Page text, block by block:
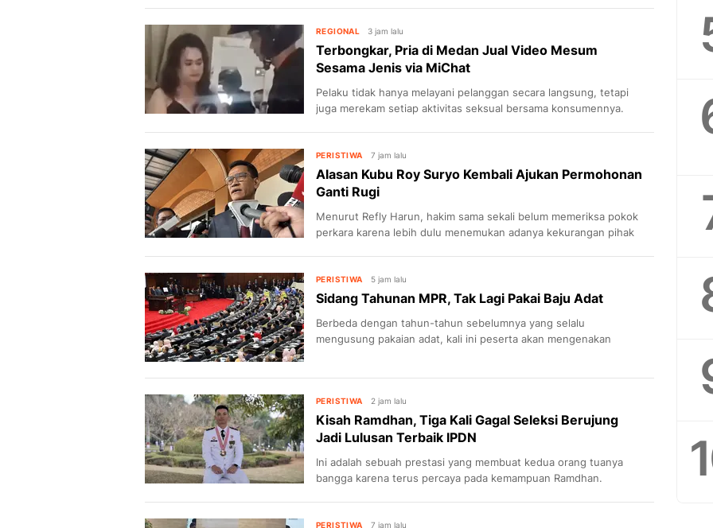
REGIONAL 3 jam lalu
Terbongkar, Pria di Medan Jual Video Mesum
Sesama Jenis via MiChat
Pelaku tidak hanya melayani pelanggan secara langsung, tetapi
juga merekam setiap aktivitas seksual bersama konsumennya.
PERISTIWA 7 jam lalu
Alasan Kubu Roy Suryo Kembali Ajukan Permohonan
Ganti Rugi
Menurut Refly Harun, hakim sama sekali belum memeriksa pokok
perkara karena lebih dulu menemukan adanya kekurangan pihak
PERISTIWA 5 jam lalu
Sidang Tahunan MPR, Tak Lagi Pakai Baju Adat
Berbeda dengan tahun-tahun sebelumnya yang selalu
mengusung pakaian adat, kali ini peserta akan mengenakan
PERISTIWA 2 jam lalu
Kisah Ramdhan, Tiga Kali Gagal Seleksi Berujung
Jadi Lulusan Terbaik IPDN
Ini adalah sebuah prestasi yang membuat kedua orang tuanya
bangga karena terus percaya pada kemampuan Ramdhan.
PERISTIWA 7 jam lalu